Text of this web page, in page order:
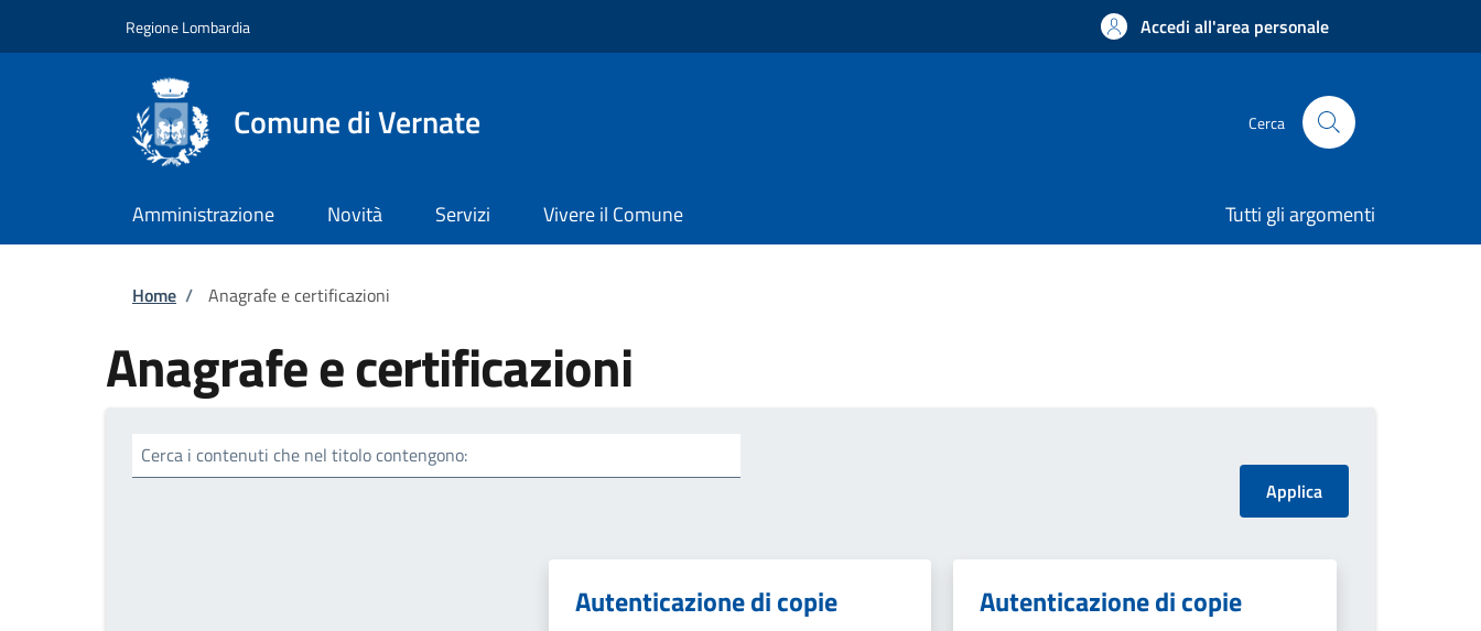
Regione Lombardia Accedi all'area personale
Comune di Vernate Cerca
Amministrazione Novità Servizi Vivere il Comune Tutti gli argomenti
Briciole di pane
Home / Anagrafe e certificazioni
Anagrafe e certificazioni
Cerca i contenuti che nel titolo contengono:
Autenticazione di copie Autenticazione di copie